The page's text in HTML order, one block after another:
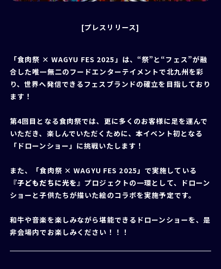
[プレスリリース]
「食肉祭 × WAGYU FES 2025」は、“祭”と“フェス”が融
合した唯一無二のフードエンターテイメントで北九州を彩
り、世界へ発信できるフェスブランドの確立を目指しており
ます！
第4回目となる食肉祭では、更に多くのお客様に足を運んで
いただき、楽しんでいただくために、本イベント初となる
「ドローンショー」に挑戦いたします！
また、「食肉祭 × WAGYU FES 2025 」 で実施している
『子どもだちに光を 』プロジェクトの一環として、ドローン
ショーと子供たちが描いた絵のコラボを実施予定です。
和牛や音楽を楽しみながら堪能できるドローンショーを、是
非会場内でお楽しみください！！！